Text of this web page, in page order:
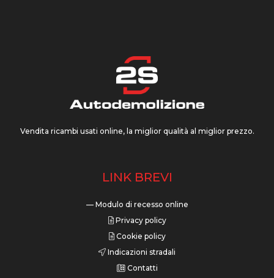
Vendita ricambi usati online, la miglior qualità al miglior prezzo.
LINK BREVI
— Modulo di recesso online
Privacy policy
Cookie policy
Indicazioni stradali
Contatti